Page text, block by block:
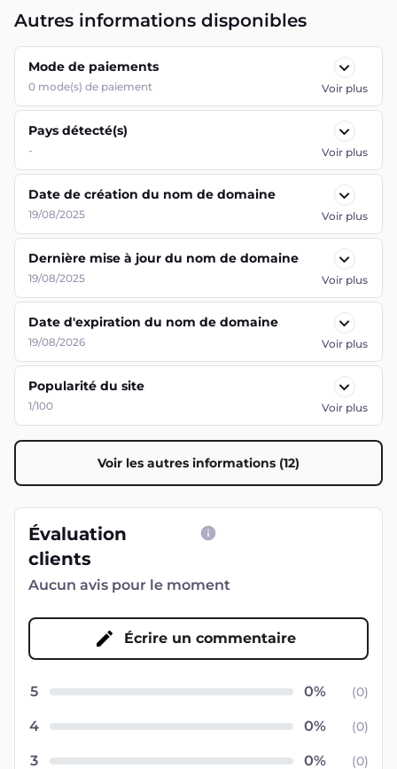
Autres informations disponibles
Mode de paiements
0 mode(s) de paiement Voir plus
Pays détecté(s)
- Voir plus
Date de création du nom de domaine
19/08/2025 Voir plus
Dernière mise à jour du nom de domaine
19/08/2025 Voir plus
Date d'expiration du nom de domaine
19/08/2026 Voir plus
Popularité du site
1/100 Voir plus
Voir les autres informations (12)
Évaluation
clients
Aucun avis pour le moment
Écrire un commentaire
5 (0)
4 (0)
3 (0)